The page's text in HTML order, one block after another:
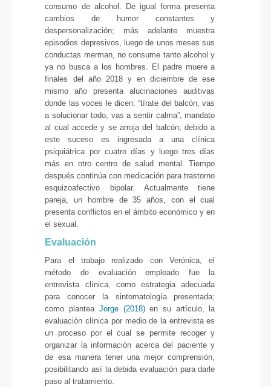
consumo de alcohol. De igual forma presenta
cambios de humor constantes y
despersonalización; más adelante muestra
episodios depresivos, luego de unos meses sus
conductas merman, no consume tanto alcohol y
ya no busca a los hombres. El padre muere a
finales del año 2018 y en diciembre de ese
mismo año presenta alucinaciones auditivas
donde las voces le dicen: “tírate del balcón, vas
a solucionar todo, vas a sentir calma”, mandato
al cual accede y se arroja del balcón; debido a
este suceso es ingresada a una clínica
psiquiátrica por cuatro días y luego tres días
más en otro centro de salud mental. Tiempo
después continúa con medicación para trastorno
esquizoafectivo bipolar. Actualmente tiene
pareja, un hombre de 35 años, con el cual
presenta conflictos en el ámbito económico y en
el sexual.
Evaluación
Para el trabajo realizado con Verónica, el
método de evaluación empleado fue la
entrevista clínica, como estrategia adecuada
para conocer la sintomatología presentada;
como plantea Jorge (2018)en su artículo, la
evaluación clínica por medio de la entrevista es
un proceso por el cual se permite recoger y
organizar la información acerca del paciente y
de esa manera tener una mejor comprensión,
posibilitando así la debida evaluación para darle
paso al tratamiento.